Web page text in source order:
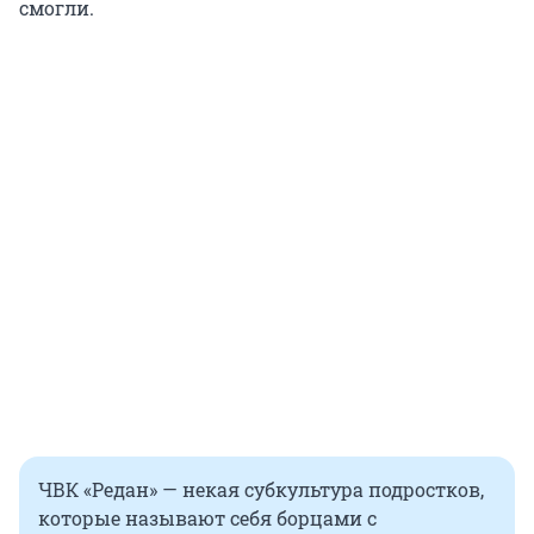
смогли.
ЧВК «Редан» — некая субкультура подростков,
которые называют себя борцами с